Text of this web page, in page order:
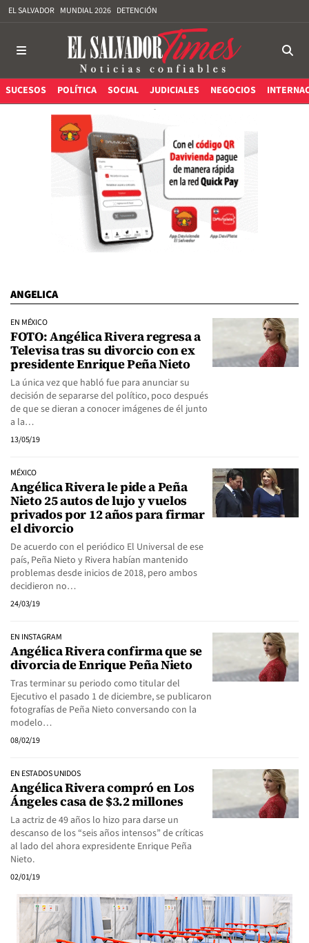
EL SALVADOR MUNDIAL 2026 DETENCIÓN
SUCESOS POLÍTICA SOCIAL JUDICIALES NEGOCIOS
ANGELICA
EN MÉXICO
FOTO: Angélica Rivera regresa a
Televisa tras su divorcio con ex
presidente Enrique Peña Nieto
La única vez que habló fue para anunciar su
decisión de separarse del político, poco después
de que se dieran a conocer imágenes de él junto
a la…
13/05/19
MÉXICO
Angélica Rivera le pide a Peña
Nieto 25 autos de lujo y vuelos
privados por 12 años para firmar
el divorcio
De acuerdo con el periódico El Universal de ese
país, Peña Nieto y Rivera habían mantenido
problemas desde inicios de 2018, pero ambos
decidieron no…
24/03/19
EN INSTAGRAM
Angélica Rivera confirma que se
divorcia de Enrique Peña Nieto
Tras terminar su periodo como titular del
Ejecutivo el pasado 1 de diciembre, se publicaron
fotografías de Peña Nieto conversando con la
modelo…
08/02/19
EN ESTADOS UNIDOS
Angélica Rivera compró en Los
Ángeles casa de $3.2 millones
La actriz de 49 años lo hizo para darse un
descanso de los “seis años intensos” de críticas
al lado del ahora expresidente Enrique Peña
Nieto.
02/01/19